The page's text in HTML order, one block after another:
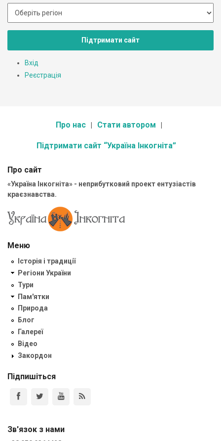
Підтримати сайт
Вхід
Реєстрація
Про нас Стати автором
Підтримати сайт “Україна Інкогніта”
Про сайт
«Україна Інкогніта» - неприбутковий проект ентузіастів
краєзнавства.
Меню
Історія і традиції
Регіони України
Тури
Пам'ятки
Природа
Блог
Галереї
Відео
Закордон
Підпишіться
Зв'язок з нами